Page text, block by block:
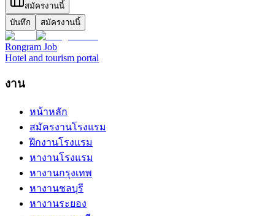
สมัครงานนี้
บันทึก
สมัครงานนี้
Rongram Job
Hotel and tourism portal
งาน
หน้าหลัก
สมัครงานโรงแรม
ฝึกงานโรงแรม
หางานโรงแรม
หางานกรุงเทพ
หางานชลบุรี
หางานระยอง